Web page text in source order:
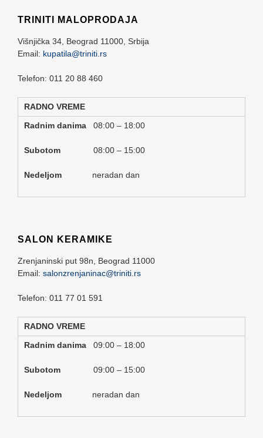
TRINITI MALOPRODAJA
Višnjička 34, Beograd 11000, Srbija
Email: kupatila@triniti.rs
Telefon: 011 20 88 460
RADNO VREME
Radnim danima 08:00 – 18:00
Subotom 08:00 – 15:00
Nedeljom neradan dan
SALON KERAMIKE
Zrenjaninski put 98n, Beograd 11000
Email: salonzrenjaninac@triniti.rs
Telefon: 011 77 01 591
RADNO VREME
Radnim danima 09:00 – 18:00
Subotom 09:00 – 15:00
Nedeljom neradan dan